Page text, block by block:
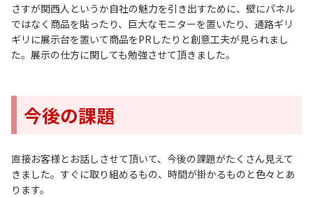
さすが関西人というか自社の魅力を引き出すために、壁にパネル
ではなく商品を貼ったり、巨大なモニターを置いたり、通路ギリ
ギリに展示台を置いて商品をPRしたりと創意工夫が見られまし
た。展示の仕方に関しても勉強させて頂きました。
今後の課題
直接お客様とお話しさせて頂いて、今後の課題がたくさん見えて
きました。すぐに取り組めるもの、時間が掛かるものと色々とあ
ります。